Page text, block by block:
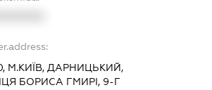
М.КИЇВ, ДАРНИЦЬКИЙ,
БОРИСА ГМИРІ, 9-Г